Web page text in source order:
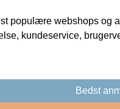
populære webshops og
kundeservice,
Bedst